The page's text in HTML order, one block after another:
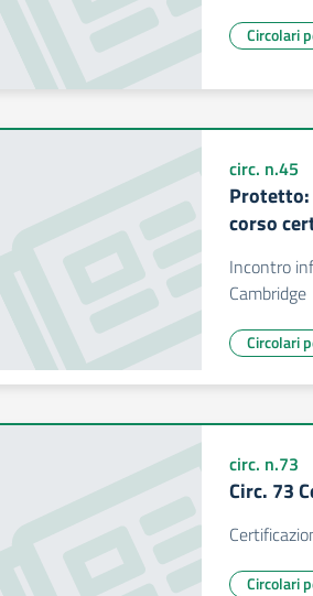
Circolari
circ. n.45
corso
Incontro
Cambridge
Circolari
circ. n.73
Circ. 73
Circolari